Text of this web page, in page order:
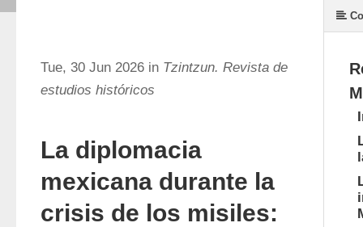
Tue, 30 Jun 2026 in Tzintzun. Revista de
estudios históricos
La diplomacia
mexicana durante la
crisis de los misiles: